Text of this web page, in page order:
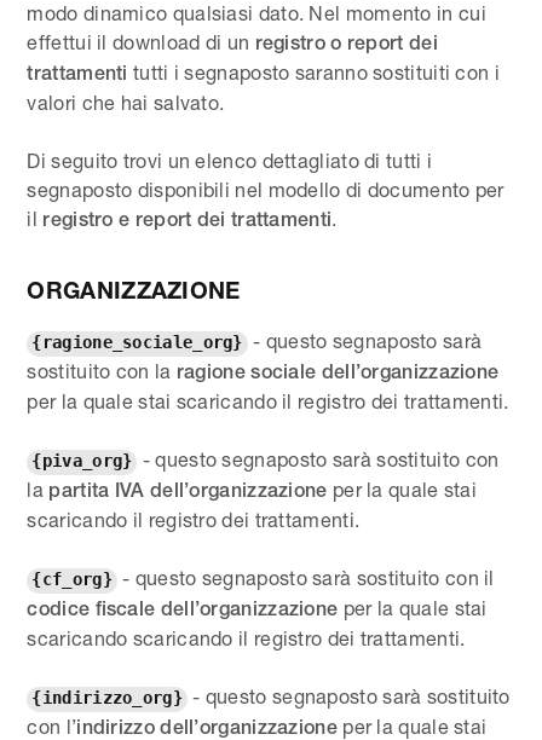
modo dinamico qualsiasi dato. Nel momento in cui
effettui il download di un registro o report dei
trattamenti tutti i segnaposto saranno sostituiti con i
valori che hai salvato.
Di seguito trovi un elenco dettagliato di tutti i
segnaposto disponibili nel modello di documento per
il registro e report dei trattamenti.
ORGANIZZAZIONE
{ragione_sociale_org} - questo segnaposto sarà
sostituito con la ragione sociale dell’organizzazione
per la quale stai scaricando il registro dei trattamenti.
{piva_org} - questo segnaposto sarà sostituito con
la partita IVA dell’organizzazione per la quale stai
scaricando il registro dei trattamenti.
{cf_org} - questo segnaposto sarà sostituito con il
codice fiscale dell’organizzazione per la quale stai
scaricando scaricando il registro dei trattamenti.
{indirizzo_org} - questo segnaposto sarà sostituito
con l’indirizzo dell’organizzazioneper la quale stai